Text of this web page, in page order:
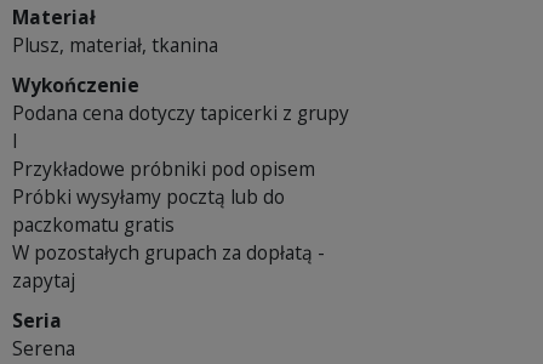
Materiał
Plusz, materiał, tkanina
Wykończenie
Podana cena dotyczy tapicerki z grupy
I
Przykładowe próbniki pod opisem
Próbki wysyłamy pocztą lub do
paczkomatu gratis
W pozostałych grupach za dopłatą -
zapytaj
Seria
Serena